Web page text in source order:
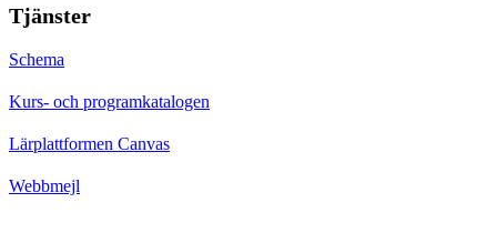
Tjänster
Schema
Kurs- och programkatalogen
Lärplattformen Canvas
Webbmejl